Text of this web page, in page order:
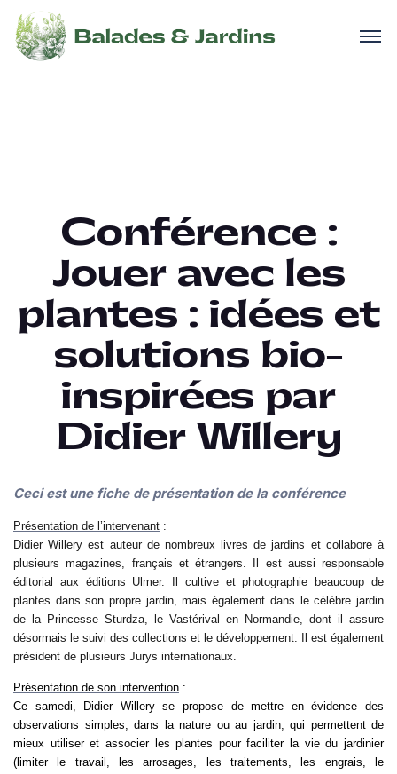
Conférence :
Jouer avec les
plantes : idées et
solutions bio-
inspirées par
Didier Willery
Ceci est une fiche de présentation de la conférence
Présentation de l’intervenant :
Didier Willery est auteur de nombreux livres de jardins et collabore à
plusieurs magazines, français et étrangers. Il est aussi responsable
éditorial aux éditions Ulmer. Il cultive et photographie beaucoup de
plantes dans son propre jardin, mais également dans le célèbre jardin
de la Princesse Sturdza, le Vastérival en Normandie, dont il assure
désormais le suivi des collections et le développement. Il est également
président de plusieurs Jurys internationaux.
Présentation de son intervention :
Ce samedi, Didier Willery se propose de mettre en évidence des
observations simples, dans la nature ou au jardin, qui permettent de
mieux utiliser et associer les plantes pour faciliter la vie du jardinier
(limiter le travail, les arrosages, les traitements, les engrais, le